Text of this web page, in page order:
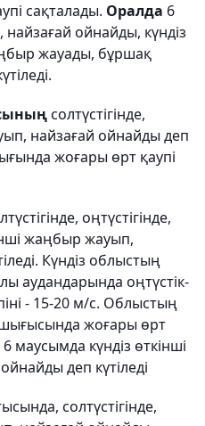
сақталады. Оралда 6
ойнайды, күндіз
жауады, бұршақ
солтүстігінде,
найзағай ойнайды деп
жоғары өрт қаупі
оңтүстігінде,
жаңбыр жауып,
Күндіз облыстың
аудандарында оңтүстік-
- 15-20 м/с. Облыстың
шығысында жоғары өрт
6 маусымда күндіз өткінші
деп күтіледі
солтүстігінде,